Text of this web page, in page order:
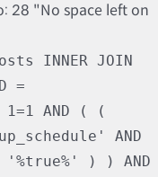
28 "No space left on
INNER JOIN
=
1=1 AND ( (
AND
'%true%' ) ) AND